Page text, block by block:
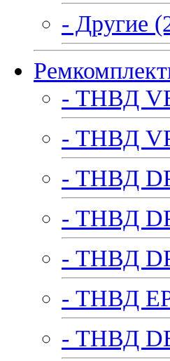
- Другие
- ТНВД
- ТНВД
- ТНВД
- ТНВД
- ТНВД
- ТНВД
- ТНВД